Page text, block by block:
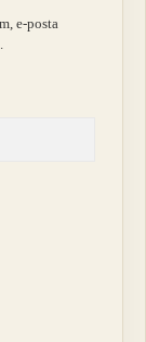
e-posta